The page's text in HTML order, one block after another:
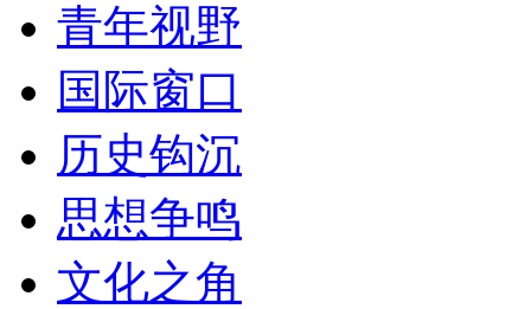
青年视野
国际窗口
历史钩沉
思想争鸣
文化之角